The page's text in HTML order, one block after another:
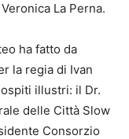
La Perna.
ha fatto da
la regia di Ivan
illustri: il Dr.
delle Città Slow
Consorzio